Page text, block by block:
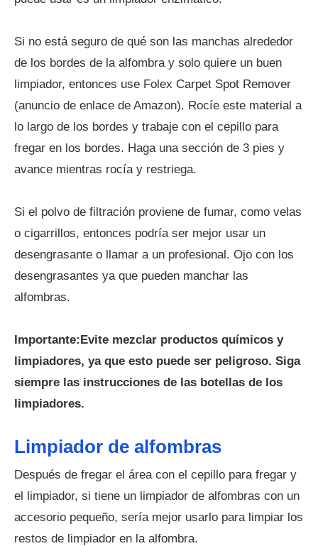
Si no está seguro de qué son las manchas alrededor
de los bordes de la alfombra y solo quiere un buen
limpiador, entonces use Folex Carpet Spot Remover
(anuncio de enlace de Amazon). Rocíe este material a
lo largo de los bordes y trabaje con el cepillo para
fregar en los bordes. Haga una sección de 3 pies y
avance mientras rocía y restriega.
Si el polvo de filtración proviene de fumar, como velas
o cigarrillos, entonces podría ser mejor usar un
desengrasante o llamar a un profesional. Ojo con los
desengrasantes ya que pueden manchar las
alfombras.
Importante:Evite mezclar productos químicos y
limpiadores, ya que esto puede ser peligroso. Siga
siempre las instrucciones de las botellas de los
limpiadores.
Limpiador de alfombras
Después de fregar el área con el cepillo para fregar y
el limpiador, si tiene un limpiador de alfombras con un
accesorio pequeño, sería mejor usarlo para limpiar los
restos de limpiador en la alfombra.